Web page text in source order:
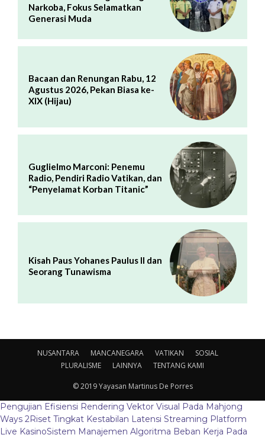
Narkoba, Fokus Selamatkan
Generasi Muda
Bacaan dan Renungan Rabu, 12
Agustus 2026, Pekan Biasa ke-
XIX (Hijau)
Guglielmo Marconi: Penemu
Radio, Pendiri Radio Vatikan, dan
“Penyelamat Korban Titanic”
Kisah Paus Yohanes Paulus II dan
Seorang Tunawisma
NUSANTARA MANCANEGARA VATIKAN
SOSIAL
PLURALISME
LAINNYA TENTANG KAMI
© 2019 Yayasan Martinus De Porres
Pengujian Efisiensi Rendering Vektor Visual Pada Mahjong
Ways 2Riset Tingkat Kestabilan Latensi Streaming Platform
Live KasinoSistem Manajemen Algoritma Beban Kerja Pada